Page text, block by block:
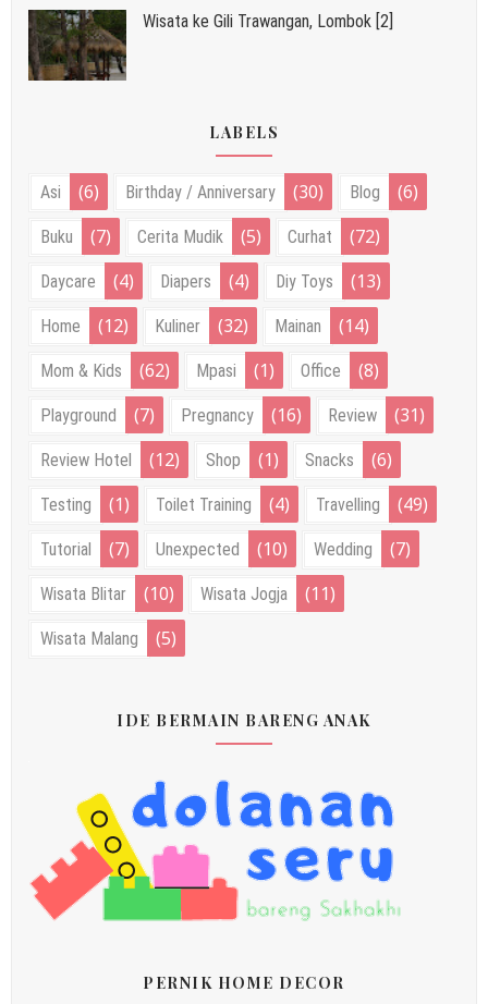
Wisata ke Gili Trawangan, Lombok [2]
LABELS
Asi (6) Birthday / Anniversary (30) Blog (6)
Buku (7) Cerita Mudik (5) Curhat (72)
Daycare (4) Diapers (4) Diy Toys (13)
Home (12) Kuliner (32) Mainan (14)
Mom & Kids (62) Mpasi (1) Office (8)
Playground (7) Pregnancy (16) Review (31)
Review Hotel (12) Shop (1) Snacks (6)
Testing (1) Toilet Training (4) Travelling (49)
Tutorial (7) Unexpected (10) Wedding (7)
Wisata Blitar (10) Wisata Jogja (11)
Wisata Malang (5)
IDE BERMAIN BARENG ANAK
PERNIK HOME DECOR